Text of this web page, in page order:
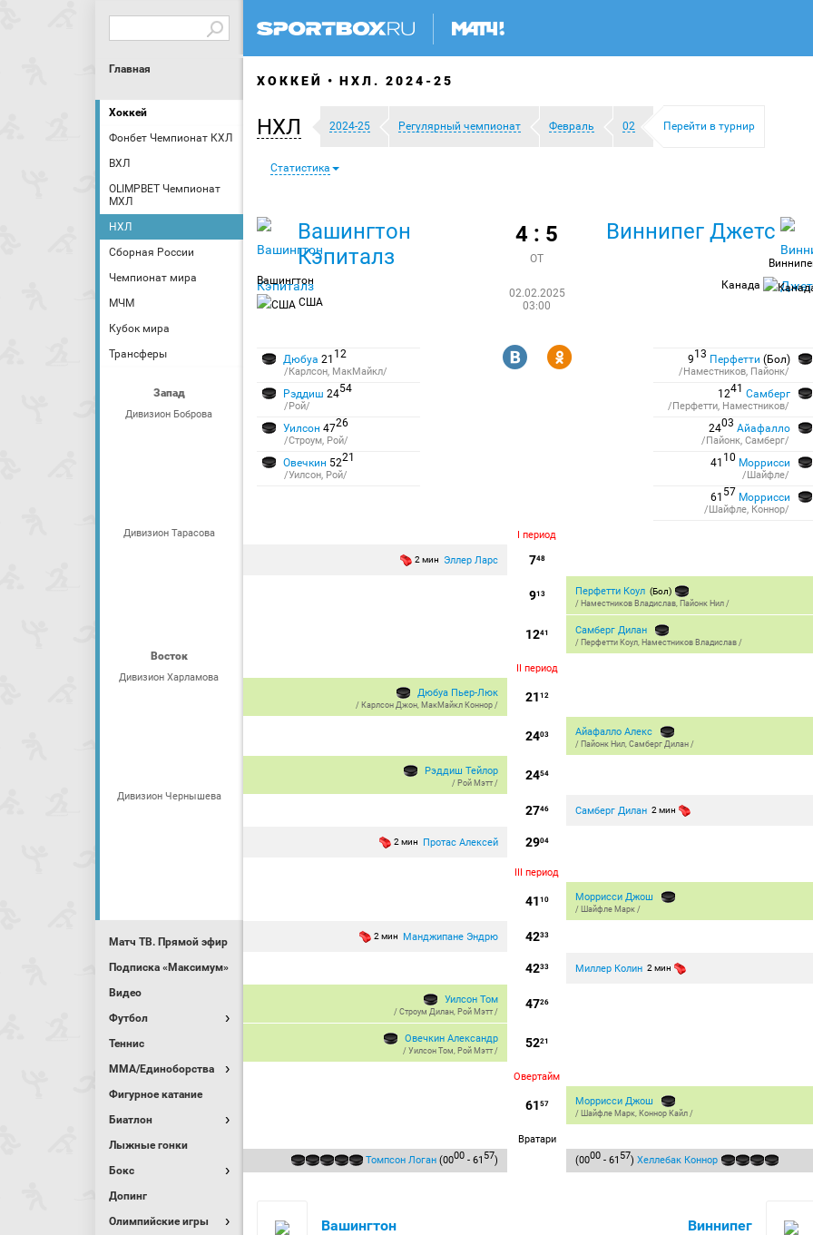
Главная
Хоккей
Фонбет Чемпионат КХЛ
ВХЛ
OLIMPBET Чемпионат
МХЛ
НХЛ
Сборная России
Чемпионат мира
МЧМ
Кубок мира
Трансферы
Запад
Дивизион Боброва
Дивизион Тарасова
Восток
Дивизион Харламова
Дивизион Чернышева
Матч ТВ. Прямой эфир
Подписка «Максимум»
Видео
Футбол
Теннис
MMA/Единоборства
Фигурное катание
Биатлон
Лыжные гонки
Бокс
Допинг
Олимпийские игры
ХОККЕЙ НХЛ. 2024-25
НХЛ 2024-25 Регулярный чемпионат Февраль 02 Перейти в турнир
Статистика
Вашингтон
Кэпиталз
Вашингтон
США
4 : 5
ОТ
02.02.2025
03:00
Виннипег Джетс
Канада
Дюбуа 21 12
/Карлсон, МакМайкл/
Рэддиш 2454
/Рой/
Уилсон 4726
/Строум, Рой/
Овечкин 5221
/Уилсон, Рой/
R Y 913 Перфетти (Бол)
/Наместников, Пайонк/
1241 Самберг
/Перфетти, Наместников/
2403 Айафалло
/Пайонк, Самберг/
41 10 Моррисcи
/Шайфле/
61 57 Моррисcи
/Шайфле, Коннор/
I период
748
2 мин Эллер Ларс
913 Перфетти Коул (Бол)
/ Наместников Владислав, Пайонк Нил /
1241 Самберг Дилан
/ Перфетти Коул, Наместников Владислав /
II период
21 12
Дюбуа Пьер-Люк
/ Карлсон Джон, МакМайкл Коннор /
2403 Айафалло Алекс
/ Пайонк Нил,Самберг Дилан /
2454
Рэддиш Тейлор
/ Рой Мэтт /
2746 Самберг Дилан 2 мин
2904
2 мин Протас Алексей
III период
41 10 Моррисcи Джош
/ Шайфле Марк /
4233
2 мин Манджипане Эндрю
4233 Миллер Колин 2 мин
4726
Уилсон Том
/Строум Дилан, Рой Мэтт /
5221
Овечкин Александр
/Уилсон Том, Рой Мэтт /
Овертайм
61 57 Моррисcи Джош
/ Шайфле Марк, Коннор Кайл /
Вратари
Томпсон Логан (0000 - 61 57) (0000 - 61 57)Хеллебак Коннор
Вашингтон Виннипег